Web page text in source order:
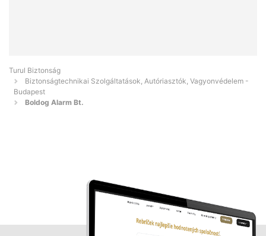
Turul Biztonság
Biztonságtechnikai Szolgáltatások, Autóriasztók, Vagyonvédelem -
Budapest
Boldog Alarm Bt.